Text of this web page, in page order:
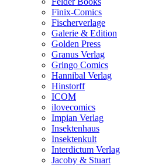
Finix-Comics
Fischerverlage
Galerie & Edition
Golden Press
Granus Verlag
Gringo Comics
Hannibal Verlag
Hinstorff
ICOM
ilovecomics
Impian Verlag
Insektenhaus
Insektenkult
Interdictum Verlag
Jacoby & Stuart